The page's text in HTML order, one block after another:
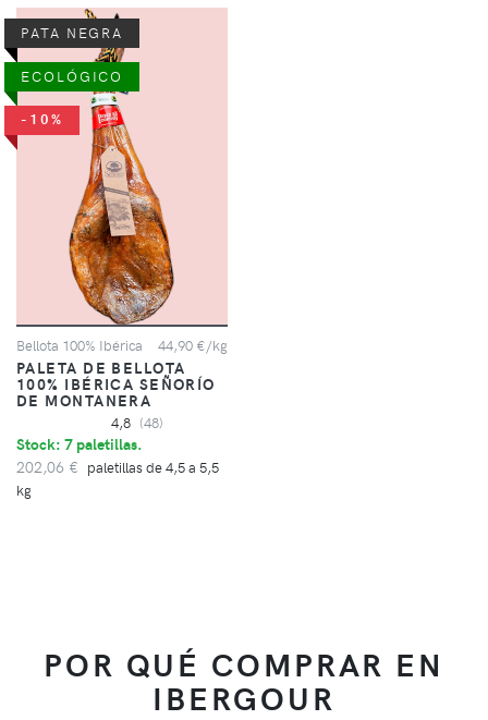
PATA NEGRA
ECOLÓGICO
-10%
Bellota 100% Ibérica 44,90 €/kg
PALETA DE BELLOTA
100% IBÉRICA SEÑORÍO
DE MONTANERA
4,8 (48)
Stock: 7 paletillas.
202,06 € paletillas de 4,5 a 5,5
kg
POR QUÉ COMPRAR EN
IBERGOUR